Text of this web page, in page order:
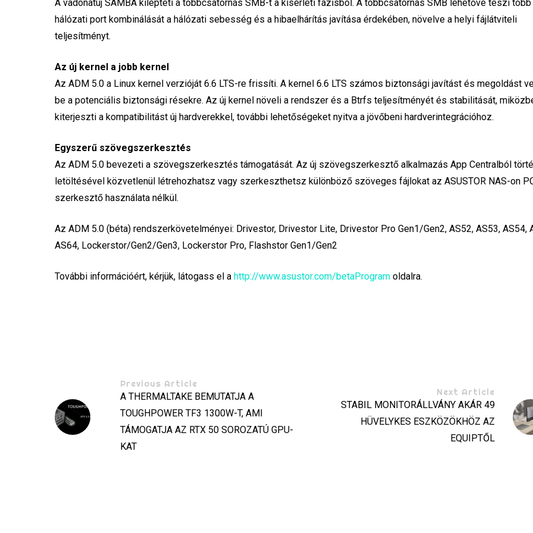
A vadonatúj SAMBA kilépteti a többcsatornás SMB-t a kísérleti fázisból. A többcsatornás SMB lehetővé teszi több
hálózati port kombinálását a hálózati sebesség és a hibaelhárítás javítása érdekében, növelve a helyi fájlátviteli
teljesítményt.
Az új kernel a jobb kernel
Az ADM 5.0 a Linux kernel verzióját 6.6 LTS-re frissíti. A kernel 6.6 LTS számos biztonsági javítást és megoldást
be a potenciális biztonsági résekre. Az új kernel növeli a rendszer és a Btrfs teljesítményét és stabilitását,
kiterjeszti a kompatibilitást új hardverekkel, további lehetőségeket nyitva a jövőbeni hardverintegrációhoz.
Egyszerű szövegszerkesztés
Az ADM 5.0 bevezeti a szövegszerkesztés támogatását. Az új szövegszerkesztő alkalmazás App Centralból
letöltésével közvetlenül létrehozhatsz vagy szerkeszthetsz különböző szöveges fájlokat az ASUSTOR NAS-on
szerkesztő használata nélkül.
Az ADM 5.0 (béta) rendszerkövetelményei: Drivestor, Drivestor Lite, Drivestor Pro Gen1/Gen2, AS52, AS53, AS54,
AS64, Lockerstor/Gen2/Gen3, Lockerstor Pro, Flashstor Gen1/Gen2
További információért, kérjük, látogass el ahttp://www.asustor.com/betaProgram oldalra.
Previous Article
A THERMALTAKE BEMUTATJA A
TOUGHPOWER TF3 1300W-T, AMI
TÁMOGATJA AZ RTX 50 SOROZATÚ GPU-
KAT
Next Article
STABIL MONITORÁLLVÁNY AKÁR 49
HÜVELYKES ESZKÖZÖKHÖZ AZ
EQUIPTŐL